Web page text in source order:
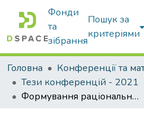
Фонди
та
зібрання
Пошук за
критеріями
Головна
Тези конференцій - 2021
Формування раціонального землекористування міст на основі інвентаризації земель